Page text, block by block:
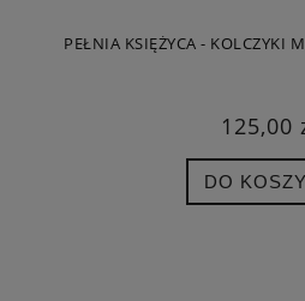
PEŁNIA KSIĘŻYCA - KOLCZYKI
125,00
DO